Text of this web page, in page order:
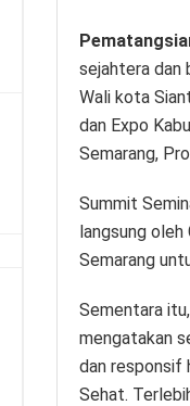
sejahtera dan
Wali kota
dan Expo
Semarang,
Summit
langsung oleh
Semarang
Sementara
mengatakan
dan responsif
Sehat.